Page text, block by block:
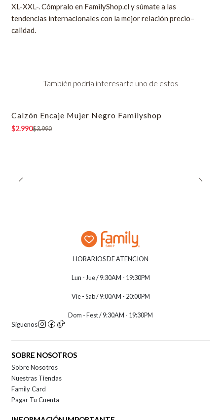
XL-XXL-. Cómpralo en FamilyShop.cl y súmate a las
tendencias internacionales con la mejor relación precio–
calidad.
También podría interesarte uno de estos
-25% OFF
Calzón Encaje Mujer Negro Familyshop
$2.990$3.990
HORARIOS DE ATENCION
Lun - Jue / 9:30AM - 19:30PM
Vie - Sab / 9:00AM - 20:00PM
Dom - Fest / 9:30AM - 19:30PM
Síguenos
SOBRE NOSOTROS
Sobre Nosotros
Nuestras Tiendas
Family Card
Pagar Tu Cuenta